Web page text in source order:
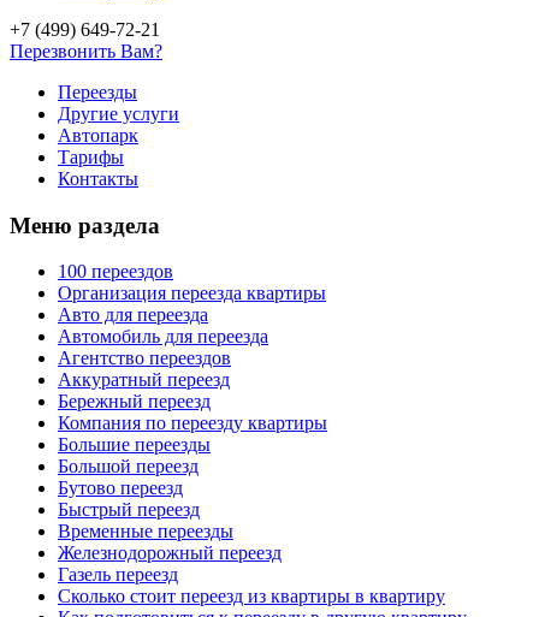
+7 (499) 649-72-21
Перезвонить Вам?
Переезды
Другие услуги
Автопарк
Тарифы
Контакты
Меню раздела
100 переездов
Организация переезда квартиры
Авто для переезда
Автомобиль для переезда
Агентство переездов
Аккуратный переезд
Бережный переезд
Компания по переезду квартиры
Большие переезды
Большой переезд
Бутово переезд
Быстрый переезд
Временные переезды
Железнодорожный переезд
Газель переезд
Сколько стоит переезд из квартиры в квартиру